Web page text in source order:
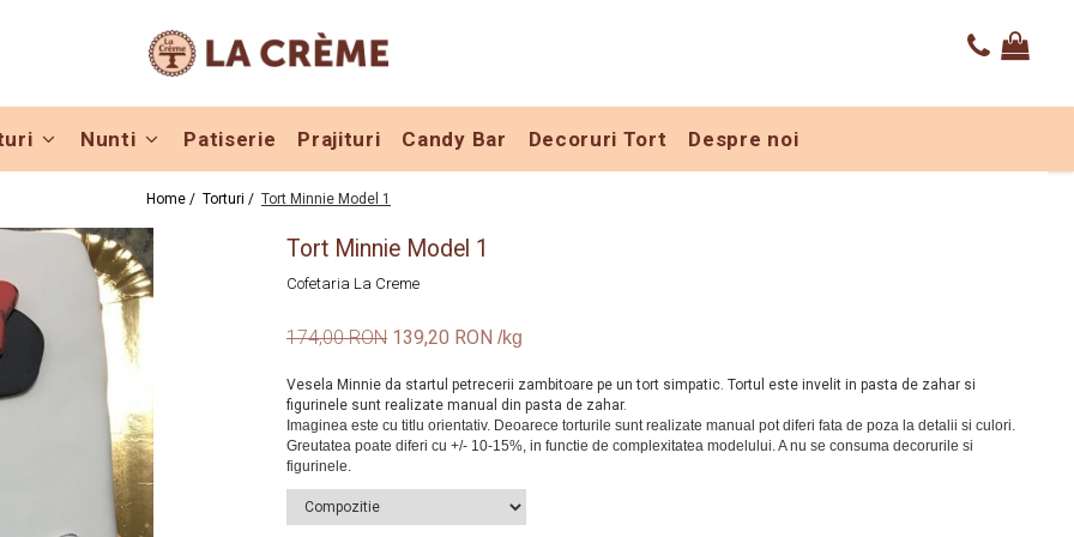
Nunti Patiserie Prajituri Candy Bar Decoruri Tort Despre noi
Home / Torturi / Tort Minnie Model 1
Tort Minnie Model 1
Cofetaria La Creme
174,00 RON 139,20 RON
Vesela Minnie da startul petrecerii zambitoare pe un tort simpatic. Tortul este invelit in pasta de zahar si
figurinele sunt realizate manual din pasta de zahar.